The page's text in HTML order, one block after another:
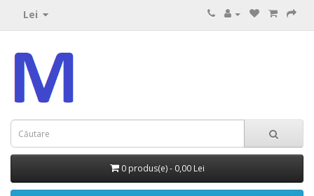
Lei
0 produs(e) - 0,00 Lei